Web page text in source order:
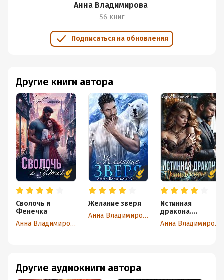
Анна Владимирова
56 книг
Подписаться на обновления
Другие книги автора
Сволочь и
Фенечка
Анна Владимирова
Желание зверя
Анна Владимирова
Истинная
дракона.
ПротивостояниеАнна Владимирова
Другие аудиокниги автора